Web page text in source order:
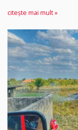
citește mai mult »